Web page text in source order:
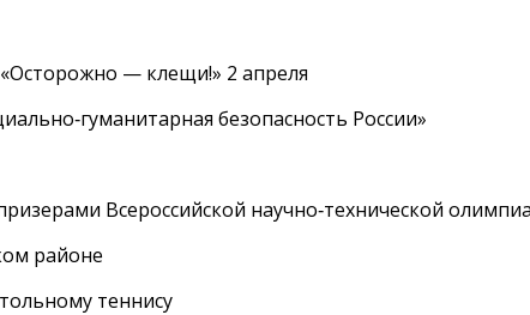
— клещи!» 2 апреля
безопасность России»
Всероссийской научно‑технической
районе
теннису